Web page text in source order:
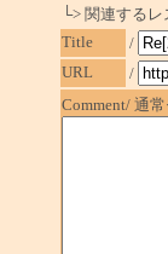
└> 関連する
Title
/
URL
/
Comment/ 通